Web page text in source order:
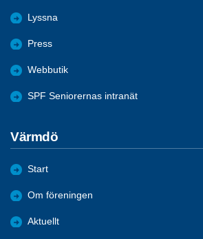
Lyssna
Press
Webbutik
SPF Seniorernas intranät
Värmdö
Start
Om föreningen
Aktuellt